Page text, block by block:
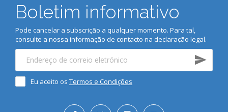
Boletim informativo
Pode cancelar a subscrição a qualquer momento. Para tal,
consulte a nossa informação de contacto na declaração legal.
Eu aceito os Termos e Condições